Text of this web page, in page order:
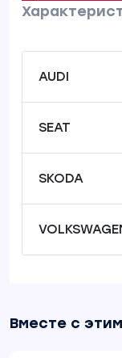
AUDI
SEAT
SKODA
Вместе с